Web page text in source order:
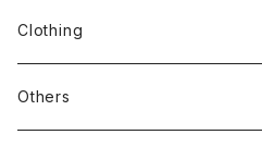
stacks
新刊本
Clothing
Tees
Others